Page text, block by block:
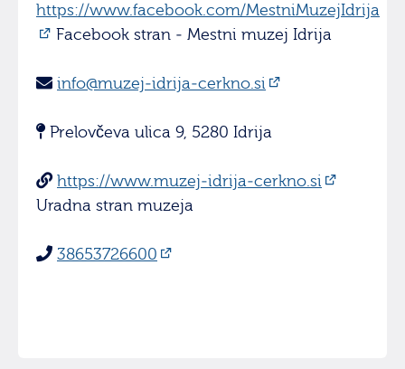
https://www.facebook.com/MestniMuzejIdrija
Facebook stran - Mestni muzej Idrija
info@muzej-idrija-cerkno.si
Prelovčeva ulica 9, 5280 Idrija
https://www.muzej-idrija-cerkno.si
Uradna stran muzeja
38653726600